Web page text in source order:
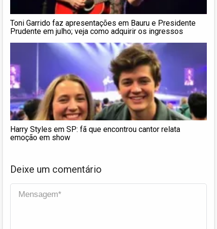
Toni Garrido faz apresentações em Bauru e Presidente
Prudente em julho; veja como adquirir os ingressos
Harry Styles em SP: fã que encontrou cantor relata
emoção em show
Deixe um comentário